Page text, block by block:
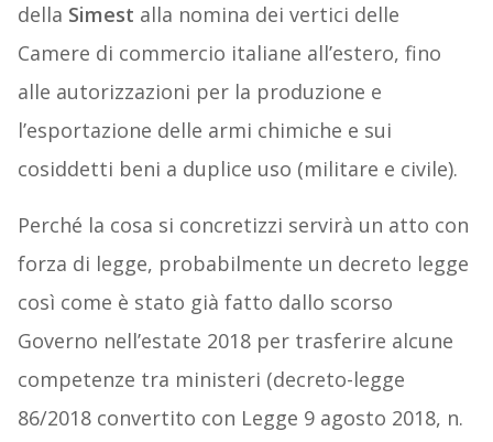
della Simest alla nomina dei vertici delle
Camere di commercio italiane all’estero, fino
alle autorizzazioni per la produzione e
l’esportazione delle armi chimiche e sui
cosiddetti beni a duplice uso (militare e civile).
Perché la cosa si concretizzi servirà un atto con
forza di legge, probabilmente un decreto legge
così come è stato già fatto dallo scorso
Governo nell’estate 2018 per trasferire alcune
competenze tra ministeri (decreto-legge
86/2018 convertito con Legge 9 agosto 2018, n.